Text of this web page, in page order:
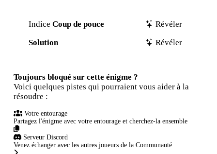
Indice Coup de pouce
Révéler
Solution
Révéler
Toujours bloqué sur cette énigme ?
Voici quelques pistes qui pourraient vous aider à la
résoudre :
Votre entourage
Partagez l'énigme avec votre entourage et cherchez-la ensemble
Serveur Discord
Venez échanger avec les autres joueurs de la Communauté